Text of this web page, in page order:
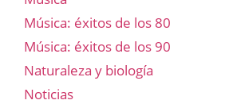
Música: éxitos de los 80
Música: éxitos de los 90
Naturaleza y biología
Noticias